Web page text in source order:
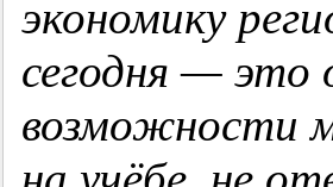
экономику
сегодня — это
возможности